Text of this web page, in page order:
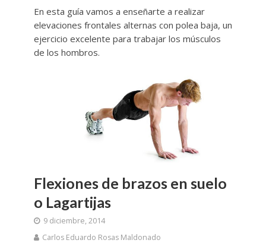
En esta guía vamos a enseñarte a realizar
elevaciones frontales alternas con polea baja, un
ejercicio excelente para trabajar los músculos
de los hombros.
Flexiones de brazos en suelo
o Lagartijas
9 diciembre, 2014
Carlos Eduardo Rosas Maldonado